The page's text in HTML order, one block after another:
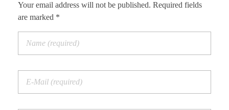
Your email address will not be published. Required fields
are marked *